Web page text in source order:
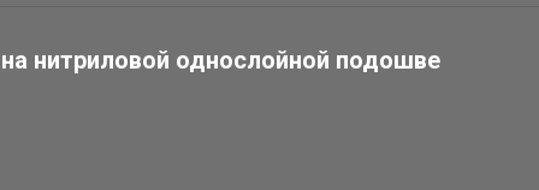
нитриловой однослойной подошве